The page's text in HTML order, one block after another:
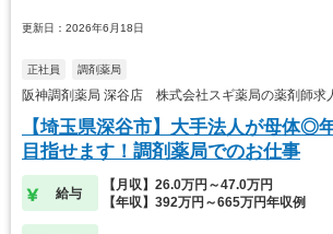
更新日：2026年6月18日
正社員 調剤薬局
阪神調剤薬局 深谷店 株式会社スギ薬局の薬剤師求
【埼玉県深谷市】大手法人が母体◎
目指せます！調剤薬局でのお仕事
給与
【月収】26.0万円～47.0万円
【年収】392万円～665万円年収例